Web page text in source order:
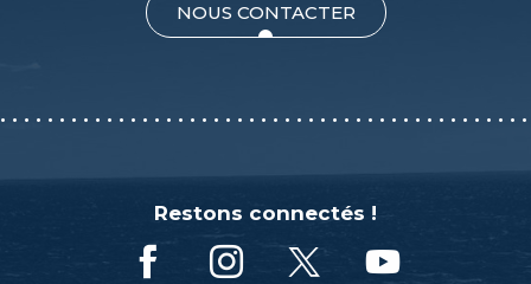
NOUS CONTACTER
Restons connectés !